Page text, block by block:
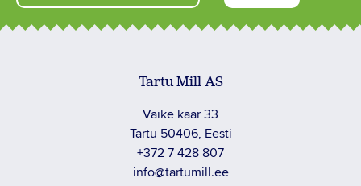
Tartu Mill AS
Väike kaar 33
Tartu 50406, Eesti
+372 7 428 807
info@tartumill.ee